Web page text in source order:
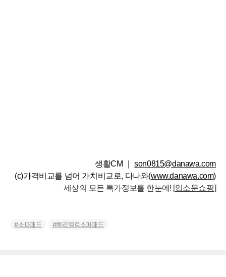
생활CM ｜son0815@danawa.com
(c)가격비교를 넘어 가치비교로, 다나와(www.danawa.com)
세상의 모든 특가정보를 한눈에! [입소문쇼핑]
소파패드 쁘리엘르소파패드